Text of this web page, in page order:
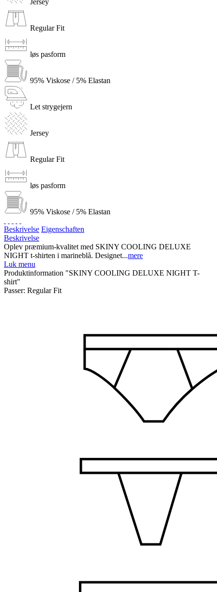
Regular Fit
løs pasform
95% Viskose / 5% Elastan
Let strygejern
Jersey
Regular Fit
løs pasform
95% Viskose / 5% Elastan
Beskrivelse Eigenschaften
Beskrivelse
Oplev præmium-kvalitet med SKINY COOLING DELUXE
NIGHT t-shirten i marineblå. Designet...mere
Luk menu
Produktinformation "SKINY COOLING DELUXE NIGHT T-
shirt"
Passer: Regular Fit